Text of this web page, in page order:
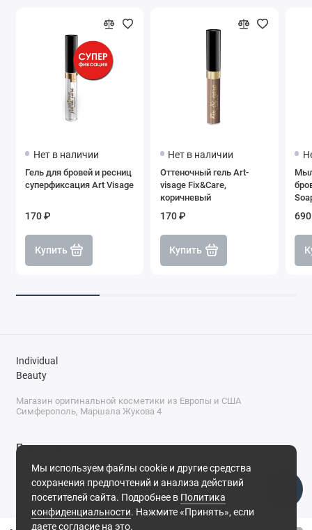
Нет в наличии
Гель для бровей и ресниц
суперфиксация Art Visage
170 ₽
Купить
Нет в наличии
Оттеночный гель Art-
visage Fix&Care,
коричневый
170 ₽
Купить
Мы используем файлы cookie и другие средства
сохранения предпочтений и анализа действий
посетителей сайта. Подробнее в Политика
конфиденциальности. Нажмите «Принять», если
даете согласие на это.
Individual
Beauty
Магазин оригинальной косметики из Европы и США
Симферополь, Маршала Жукова 4
Поддержка
+7 (978) 586-46-46
ПН-ПТ: 9:00 - 18:00
Суббота: 9:00 - 17:00
Воскресенье: выходной
Симферополь, ул. Маршала Жукова, 4